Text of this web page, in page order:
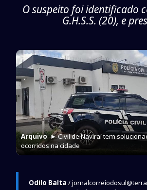
O suspeito foi identificado
G.H.S.S. (20), e
Arquivo► Civil de Naviraí tem
ocorridos na cidade
Odilo Balta /